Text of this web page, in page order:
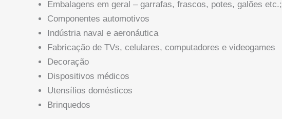
Embalagens em geral – garrafas, frascos, potes, galões etc.;
Componentes automotivos
Indústria naval e aeronáutica
Fabricação de TVs, celulares, computadores e videogames
Decoração
Dispositivos médicos
Utensílios domésticos
Brinquedos